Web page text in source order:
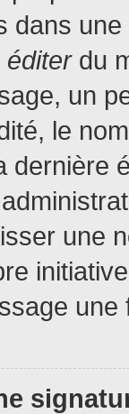
dans
éditerdu
un
le
dernière
une
une